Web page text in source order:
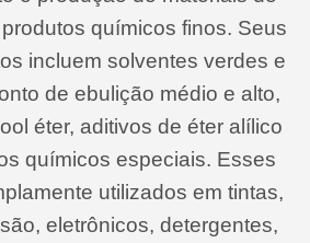
químicos finos. Seus
incluem solventes verdes e
de ebulição médio e alto,
éter, aditivos de éter alílico
químicos especiais. Esses
utilizados em tintas,
eletrônicos, detergentes,